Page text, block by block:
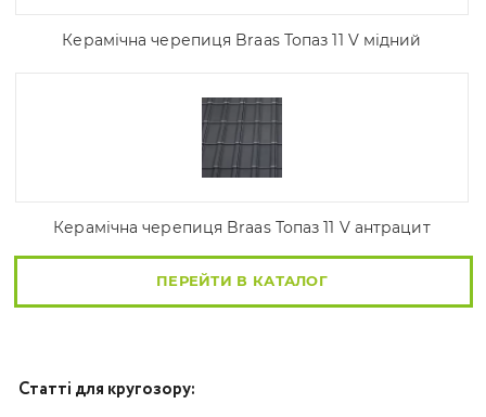
Керамічна черепиця Braas Топаз 11 V мідний
Керамічна черепиця Braas Топаз 11 V антрацит
ПЕРЕЙТИ В КАТАЛОГ
Статті для кругозору: